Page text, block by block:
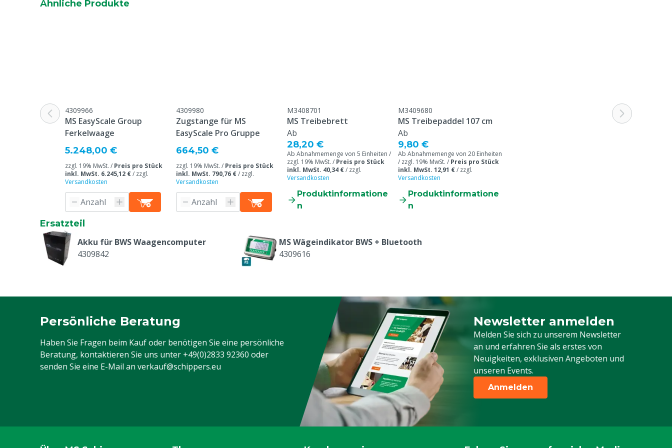
Tierarten
Grund nicht rückgabefähig
Dieses Produkt wurde speziell für Sie
bestellt und kann nach der Bestellung
nicht storniert oder retourniert werden.
Stromquelle
Netzstrom, Akku
Batterie(n)/Akku(s) enthalten
Ja
Ähnliche Produkte
4309966
MS EasyScale Group
Ferkelwaage
5.248,00 €
zzgl. 19% MwSt. / Preis pro Stück
inkl. MwSt. 6.245,12 €/ zzgl.
Versandkosten
4309980
Zugstange für MS
EasyScale Pro Gruppe
664,50 €
zzgl. 19% MwSt. / Preis pro Stück
inkl. MwSt. 790,76 €/ zzgl.
Versandkosten
M3408701
MS Treibebrett
Ab
28,20 €
Ab Abnahmemenge von 5 Einheiten /
zzgl. 19% MwSt. / Preis pro Stück
inkl. MwSt. 40,34 €/ zzgl.
Versandkosten
Produktinformatione
n
M3409680
MS Treibepaddel 107 cm
Ab
9,80 €
Ab Abnahmemenge von 20 Einheiten
/ zzgl. 19% MwSt. / Preis pro Stück
inkl. MwSt. 12,91 €/ zzgl.
Versandkosten
Produktinformatione
n
Ersatzteil
Akku für BWS Waagencomputer
4309842
MS Wägeindikator BWS + Bluetooth
4309616
Persönliche Beratung
Haben Sie Fragen beim Kauf oder benötigen Sie eine persönliche
Beratung, kontaktieren Sie uns unter +49(0)2833 92360 oder
senden Sie eine E-Mail an verkauf@schippers.eu
Newsletter anmelden
Melden Sie sich zu unserem Newsletter
an und erfahren Sie als erstes von
Neuigkeiten, exklusiven Angeboten und
unseren Events.
Melden Sie sich für unseren Newsletter
Anmelden